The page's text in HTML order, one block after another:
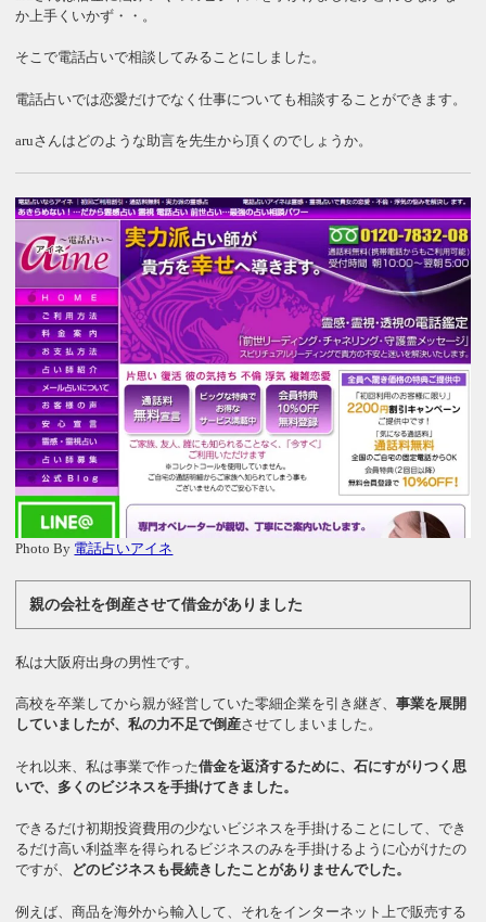
か上手くいかず・・。
そこで電話占いで相談してみることにしました。
電話占いでは恋愛だけでなく仕事についても相談することができます。
aruさんはどのような助言を先生から頂くのでしょうか。
Photo By 電話占いアイネ
親の会社を倒産させて借金がありました
私は大阪府出身の男性です。
高校を卒業してから親が経営していた零細企業を引き継ぎ、事業を展開
していましたが、私の力不足で倒産させてしまいました。
それ以来、私は事業で作った借金を返済するために、石にすがりつく思
いで、多くのビジネスを手掛けてきました。
できるだけ初期投資費用の少ないビジネスを手掛けることにして、でき
るだけ高い利益率を得られるビジネスのみを手掛けるように心がけたの
ですが、
どのビジネスも長続きしたことがありませんでした。
例えば、商品を海外から輸入して、それをインターネット上で販売する